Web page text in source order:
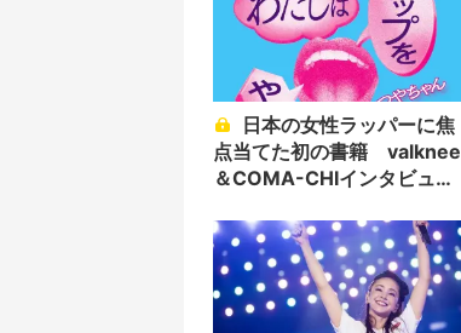
点当てた初の書籍 valknee
＆COMA-CHIインタビュー